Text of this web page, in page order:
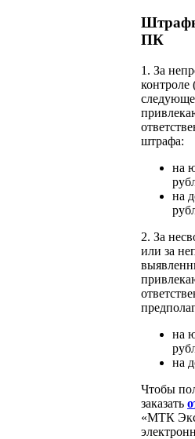
Штрафы
ПК
1. За
контроле
штрафа:
на
на
2. За
или за
на
на
Чтобы
заказать
«МТК